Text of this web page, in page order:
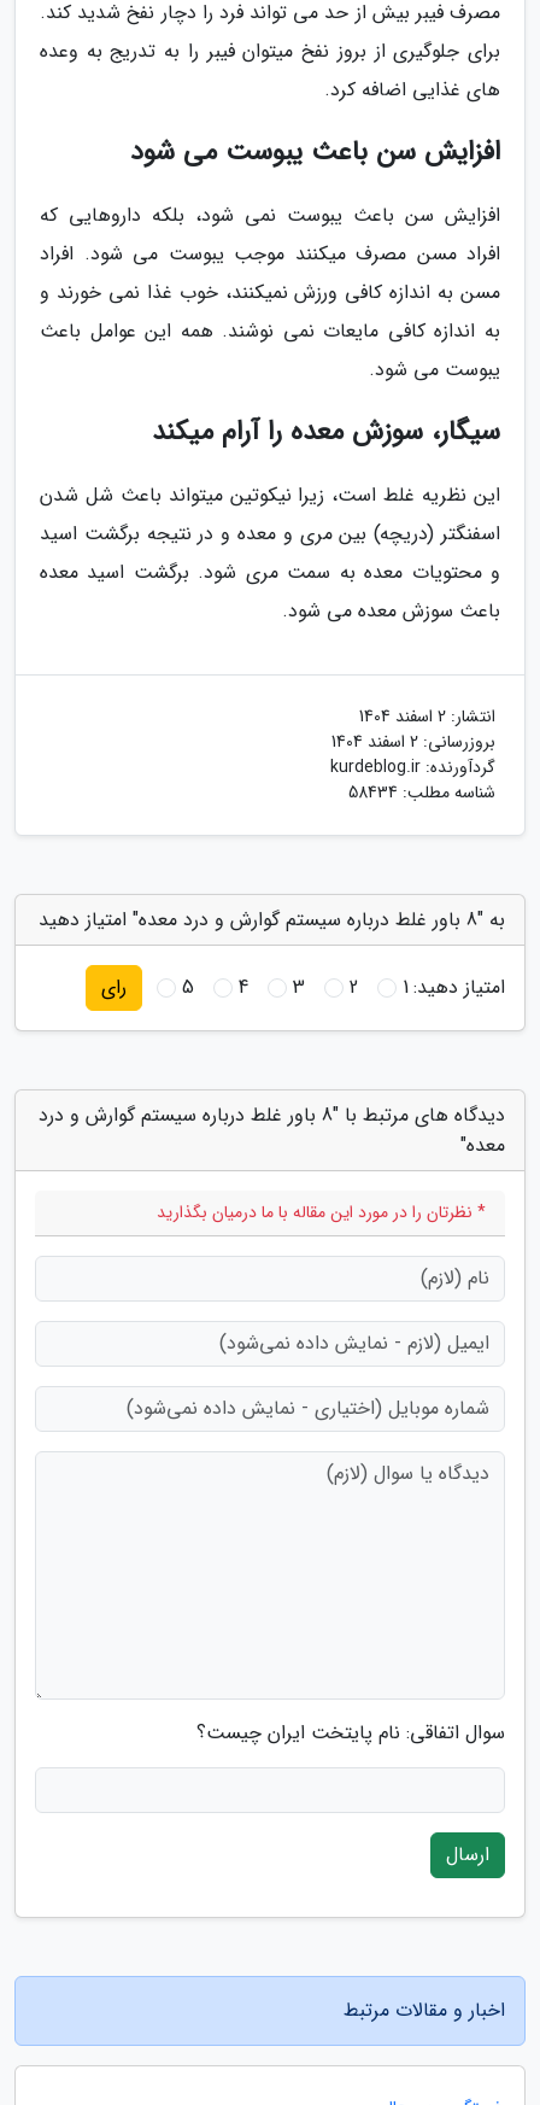
مصرف فیبر بیش از حد می تواند فرد را دچار نفخ شدید کند.
برای جلوگیری از بروز نفخ میتوان فیبر را به تدریج به وعده
های غذایی اضافه کرد.
افزایش سن باعث یبوست می شود
افزایش سن باعث یبوست نمی شود، بلکه داروهایی که
افراد مسن مصرف میکنند موجب یبوست می شود. افراد
مسن به اندازه کافی ورزش نمیکنند، خوب غذا نمی خورند و
به اندازه کافی مایعات نمی نوشند. همه این عوامل باعث
یبوست می شود.
سیگار، سوزش معده را آرام میکند
این نظریه غلط است، زیرا نیکوتین میتواند باعث شل شدن
اسفنگتر (دریچه) بین مری و معده و در نتیجه برگشت اسید
و محتویات معده به سمت مری شود. برگشت اسید معده
باعث سوزش معده می شود.
انتشار: 2 اسفند 1404
بروزرسانی: 2 اسفند 1404
گردآورنده: kurdeblog.ir
شناسه مطلب: 58434
به "8 باور غلط درباره سیستم گوارش و درد معده" امتیاز دهید
امتیاز دهید:1
2
3
4
5 رای
دیدگاه های مرتبط با "8 باور غلط درباره سیستم گوارش و درد
معده"
* نظرتان را در مورد این مقاله با ما درمیان بگذارید
سوال اتفاقی: نام پایتخت ایران چیست؟
ارسال
اخبار و مقالات مرتبط